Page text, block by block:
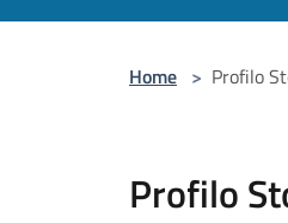
Home > Profilo
Profilo